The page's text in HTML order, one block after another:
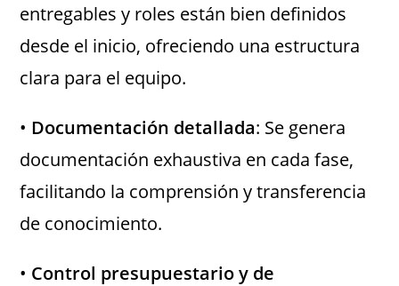
entregables y roles están bien definidos
desde el inicio, ofreciendo una estructura
clara para el equipo.
• Documentación detallada: Se genera
documentación exhaustiva en cada fase,
facilitando la comprensión y transferencia
de conocimiento.
• Control presupuestario y de